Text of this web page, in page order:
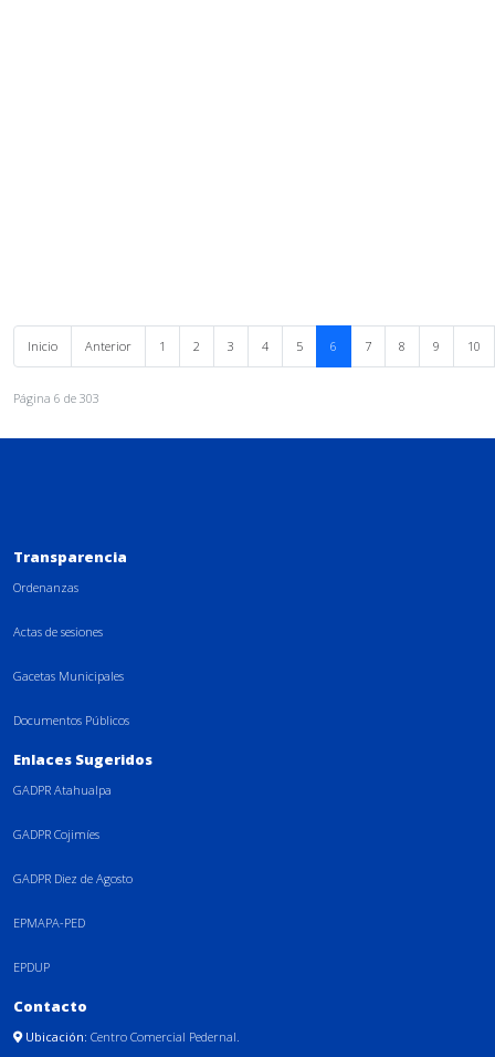
Inicio Anterior 1 2 3 4 5 6 7 8 9 10
Página 6 de 303
Transparencia
Ordenanzas
Actas de sesiones
Gacetas Municipales
Documentos Públicos
Enlaces Sugeridos
GADPR Atahualpa
GADPR Cojimíes
GADPR Diez de Agosto
EPMAPA-PED
EPDUP
Contacto
Ubicación: Centro Comercial Pedernal.